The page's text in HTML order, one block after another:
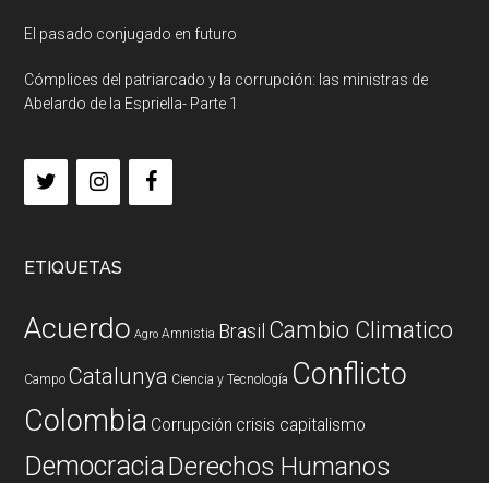
El pasado conjugado en futuro
Cómplices del patriarcado y la corrupción: las ministras de
Abelardo de la Espriella- Parte 1
ETIQUETAS
Acuerdo Agro Amnistia Brasil Cambio Climatico
Campo Catalunya Ciencia y Tecnología Conflicto
Colombia Corrupción crisis capitalismo
DemocraciaDerechos Humanos